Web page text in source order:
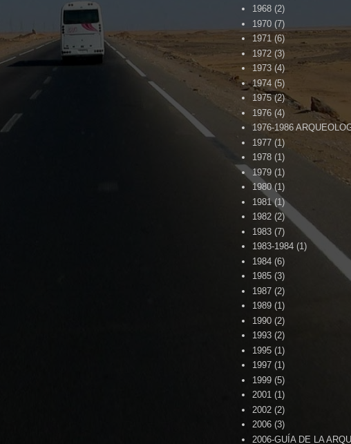
1968 (2)
1970 (7)
1971 (6)
1972 (3)
1973 (4)
1974 (5)
1975 (2)
1976 (4)
1976-1986
1977 (1)
1978 (1)
1979 (1)
1980 (1)
1981 (1)
1982 (2)
1983 (7)
1983-1984 (1)
1984 (6)
1985 (3)
1987 (2)
1989 (1)
1990 (2)
1993 (2)
1995 (1)
1997 (1)
1999 (5)
2001 (1)
2002 (2)
2006 (3)
2006-GUÍA DE LA